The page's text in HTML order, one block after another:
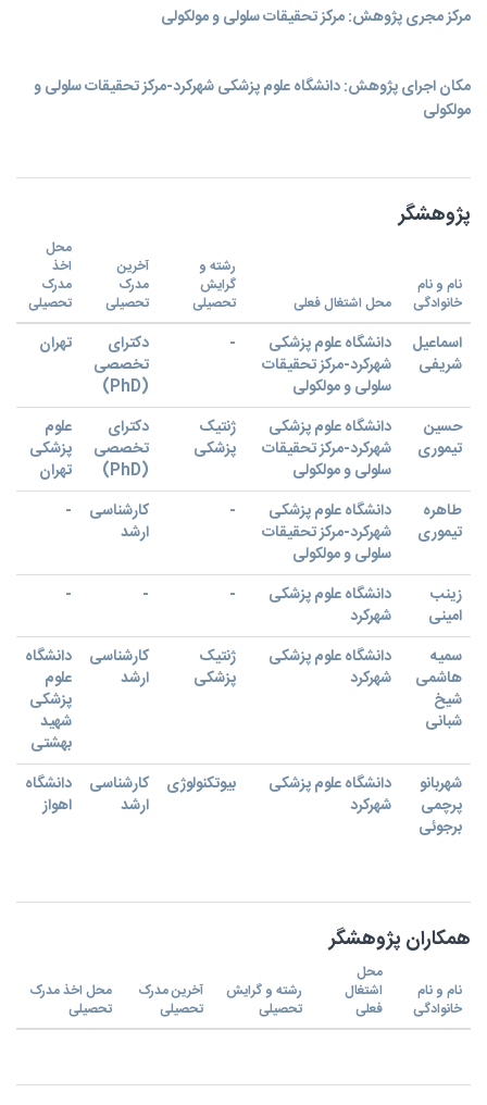
مرکز مجری پژوهش: مرکز تحقیقات سلولی و مولکولی
مکان اجرای پژوهش: دانشگاه علوم پزشکی شهرکرد-مرکز تحقیقات سلولی و
مولکولی
پژوهشگر
نام و نام
خانوادگی
محل اشتغال فعلی
رشته و
گرایش
تحصیلی
آخرین
مدرک
تحصیلی
محل
اخذ
مدرک
تحصیلی
اسماعیل
شریفی
دانشگاه علوم پزشکی
شهرکرد-مرکز تحقیقات
سلولی و مولکولی
-
دکترای
تخصصی
(PhD)
تهران
حسین
تیموری
دانشگاه علوم پزشکی
شهرکرد-مرکز تحقیقات
سلولی و مولکولی
ژنتیک
پزشکی
دکترای
تخصصی
(PhD)
علوم
پزشکی
تهران
طاهره
تیموری
دانشگاه علوم پزشکی
شهرکرد-مرکز تحقیقات
سلولی و مولکولی
-
کارشناسی
ارشد
-
زینب
امینی
دانشگاه علوم پزشکی
شهرکرد
-
-
-
سمیه
هاشمی
شیخ
شبانی
دانشگاه علوم پزشکی
شهرکرد
ژنتیک
پزشکی
کارشناسی
ارشد
دانشگاه
علوم
پزشکی
شهید
بهشتی
شهربانو
پرچمی
برجوئی
دانشگاه علوم پزشکی
شهرکرد
بیوتکنولوژی
کارشناسی
ارشد
دانشگاه
اهواز
همکاران پژوهشگر
نام و نام
خانوادگی
محل
اشتغال
فعلی
رشته و گرایش
تحصیلی
آخرین مدرک
تحصیلی
محل اخذ مدرک
تحصیلی